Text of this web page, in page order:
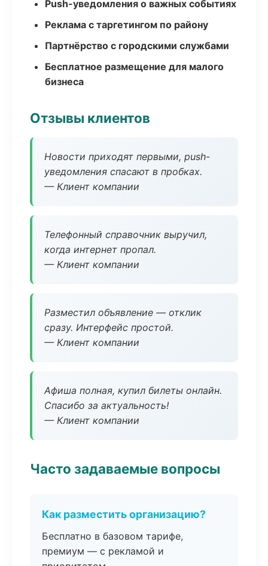
Push-уведомления о важных событиях
Реклама с таргетингом по району
Партнёрство с городскими службами
Бесплатное размещение для малого
бизнеса
Отзывы клиентов
Новости приходят первыми, push-
уведомления спасают в пробках.
— Клиент компании
Телефонный справочник выручил,
когда интернет пропал.
— Клиент компании
Разместил объявление — отклик
сразу. Интерфейс простой.
— Клиент компании
Афиша полная, купил билеты онлайн.
Спасибо за актуальность!
— Клиент компании
Часто задаваемые вопросы
Как разместить организацию?
Бесплатно в базовом тарифе,
премиум — с рекламой и